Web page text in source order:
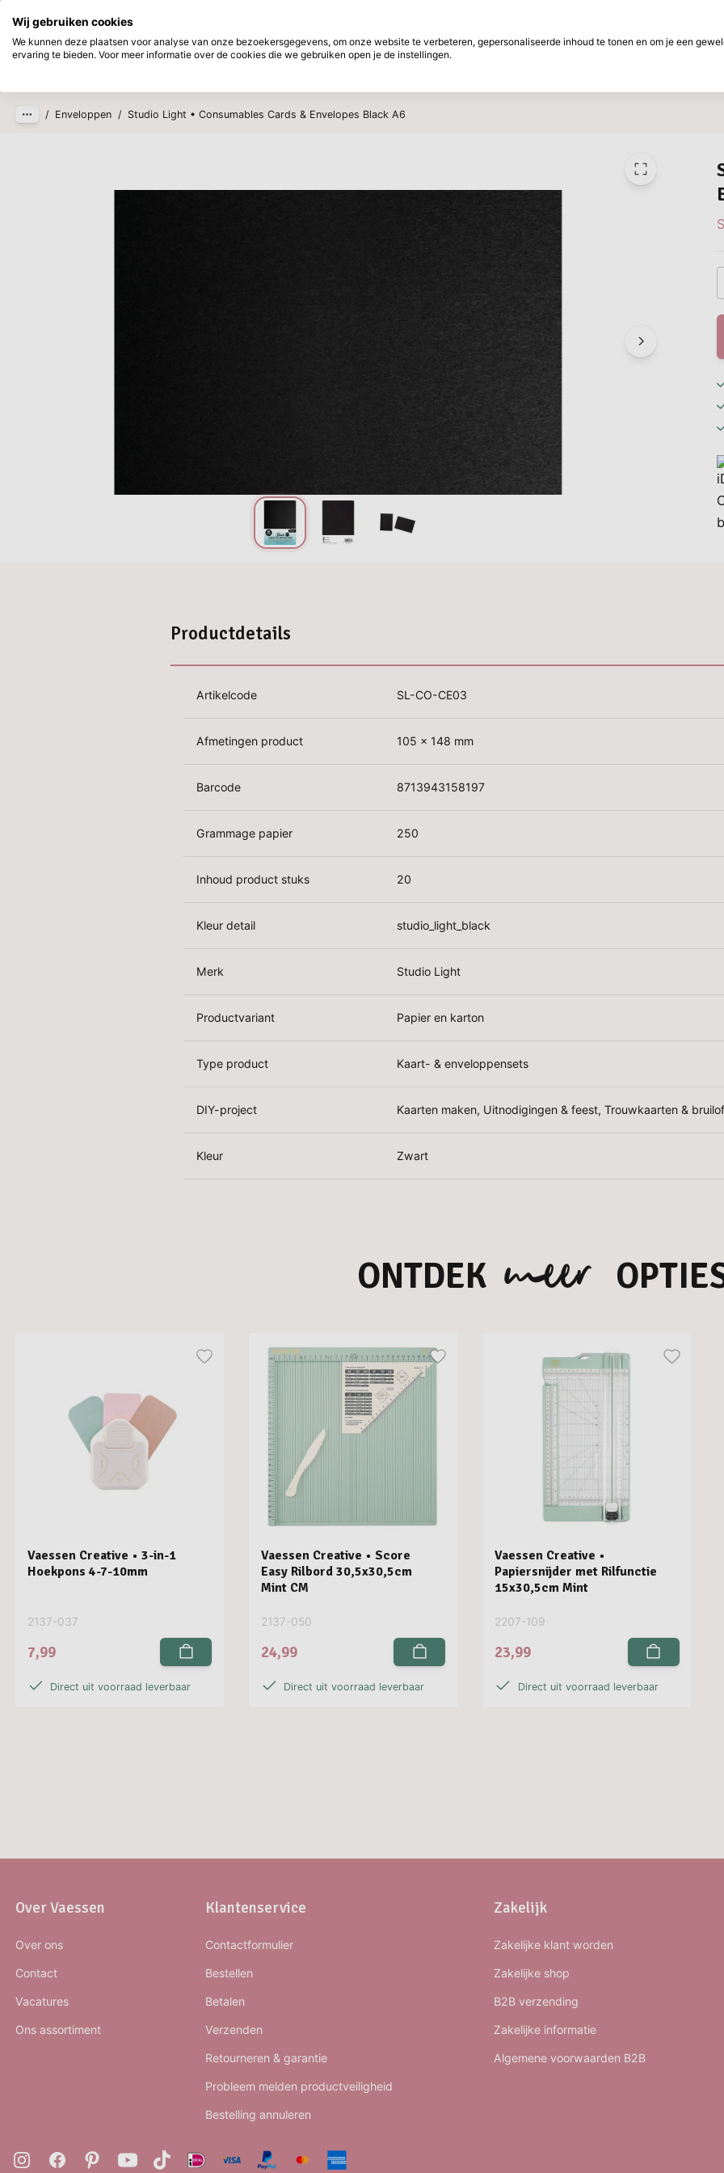
Ga naar hoofdinhoud
Verwacht Merken
/ Enveloppen / Studio Light • Consumables Cards & Envelopes Black A6
Productdetails
Artikelcode SL-CO-CE03
Afmetingen product 105 x 148 mm
Barcode 8713943158197
Grammage papier 250
Inhoud product stuks 20
Kleur detail studio_light_black
Merk Studio Light
Productvariant Papier en karton
Type product Kaart- & enveloppensets
DIY-project Kaarten maken, Uitnodigingen & feest, Trouwkaarten &
Kleur Zwart
ONTDEK meer
Vaessen Creative • 3-in-1
Hoekpons 4-7-10mm
2137-037
7,99
Direct uit voorraad leverbaar
Vaessen Creative • Score
Easy Rilbord 30,5x30,5cm
Mint CM
2137-050
24,99
Direct uit voorraad leverbaar
Vaessen Creative •
Papiersnijder met Rilfunctie
15x30,5cm Mint
2207-109
23,99
Direct uit voorraad leverbaar
Over Vaessen
Over ons
Contact
Vacatures
Ons assortiment
Klantenservice
Contactformulier
Bestellen
Betalen
Verzenden
Retourneren & garantie
Probleem melden productveiligheid
Bestelling annuleren
Zakelijk
Zakelijke klant worden
Zakelijke shop
B2B verzending
Zakelijke informatie
Algemene voorwaarden B2B
Wij gebruiken cookies
We kunnen deze plaatsen voor analyse van onze bezoekersgegevens, om onze website te verbeteren, gepersonaliseerde inhoud te tonen en om je een
ervaring te bieden. Voor meer informatie over de cookies die we gebruiken open je de instellingen.